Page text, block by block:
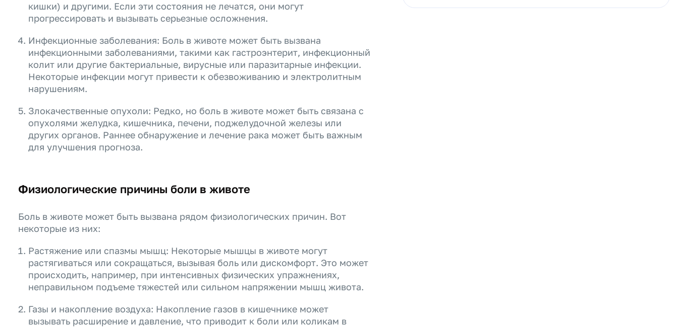
кишки) и другими. Если эти состояния не лечатся, они могут
прогрессировать и вызывать серьезные осложнения.
Инфекционные заболевания: Боль в животе может быть вызвана
инфекционными заболеваниями, такими как гастроэнтерит, инфекционный
колит или другие бактериальные, вирусные или паразитарные инфекции.
Некоторые инфекции могут привести к обезвоживанию и электролитным
нарушениям.
Злокачественные опухоли: Редко, но боль в животе может быть связана с
опухолями желудка, кишечника, печени, поджелудочной железы или
других органов. Раннее обнаружение и лечение рака может быть важным
для улучшения прогноза.
Физиологические причины боли в животе
Боль в животе может быть вызвана рядом физиологических причин. Вот
некоторые из них:
Растяжение или спазмы мышц: Некоторые мышцы в животе могут
растягиваться или сокращаться, вызывая боль или дискомфорт. Это может
происходить, например, при интенсивных физических упражнениях,
неправильном подъеме тяжестей или сильном напряжении мышц живота.
Газы и накопление воздуха: Накопление газов в кишечнике может
вызывать расширение и давление, что приводит к боли или коликам в